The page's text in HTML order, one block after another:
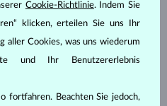
Cookie-Richtlinie. Indem Sie
klicken, erteilen Sie uns Ihr
aller Cookies, was uns wiederum
und Ihr Benutzererlebnis
fortfahren. Beachten Sie jedoch,